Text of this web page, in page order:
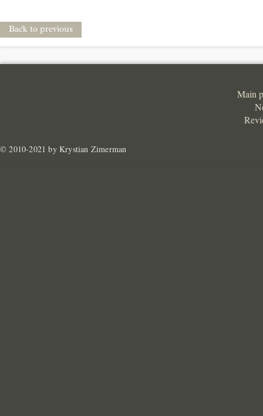
Back to previous
Main
© 2010-2021 by Krystian Zimerman